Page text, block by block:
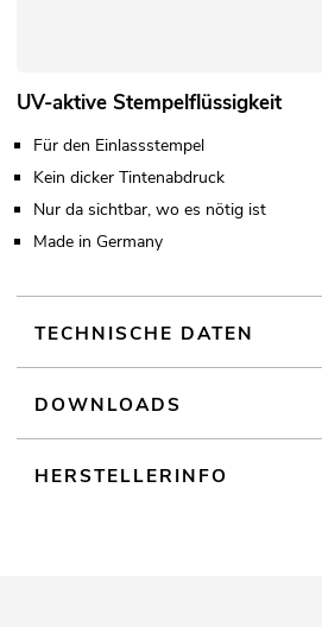
UV-aktive Stempelflüssigkeit
Für den Einlassstempel
Kein dicker Tintenabdruck
Nur da sichtbar, wo es nötig ist
Made in Germany
TECHNISCHE DATEN
DOWNLOADS
HERSTELLERINFO